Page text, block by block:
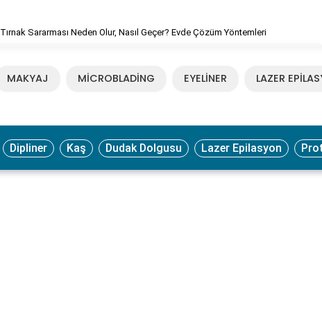
Tırnak Sararması Neden Olur, Nasıl Geçer? Evde Çözüm Yöntemleri
MAKYAJ MİCROBLADİNG EYELİNER LAZER
Dipliner Kaş Dudak Dolgusu Lazer Epilasyon